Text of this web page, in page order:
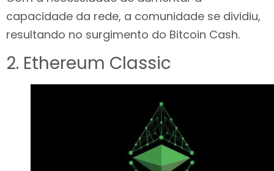
capacidade da rede, a comunidade se dividiu,
resultando no surgimento do Bitcoin Cash.
2. Ethereum Classic